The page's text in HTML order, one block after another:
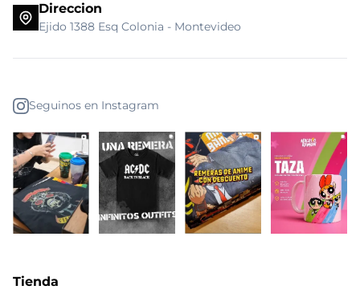
Direccion
Ejido 1388 Esq Colonia - Montevideo
Seguinos en Instagram
Tienda